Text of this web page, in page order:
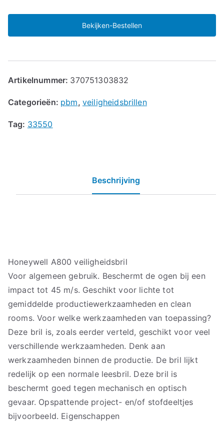
Bekijken-Bestellen
Artikelnummer: 370751303832
Categorieën: pbm, veiligheidsbrillen
Tag: 33550
Beschrijving
Honeywell A800 veiligheidsbril
Voor algemeen gebruik. Beschermt de ogen bij een
impact tot 45 m/s. Geschikt voor lichte tot
gemiddelde productiewerkzaamheden en clean
rooms. Voor welke werkzaamheden van toepassing?
Deze bril is, zoals eerder verteld, geschikt voor veel
verschillende werkzaamheden. Denk aan
werkzaamheden binnen de productie. De bril lijkt
redelijk op een normale leesbril. Deze bril is
beschermt goed tegen mechanisch en optisch
gevaar. Opspattende project- en/of stofdeeltjes
bijvoorbeeld. Eigenschappen